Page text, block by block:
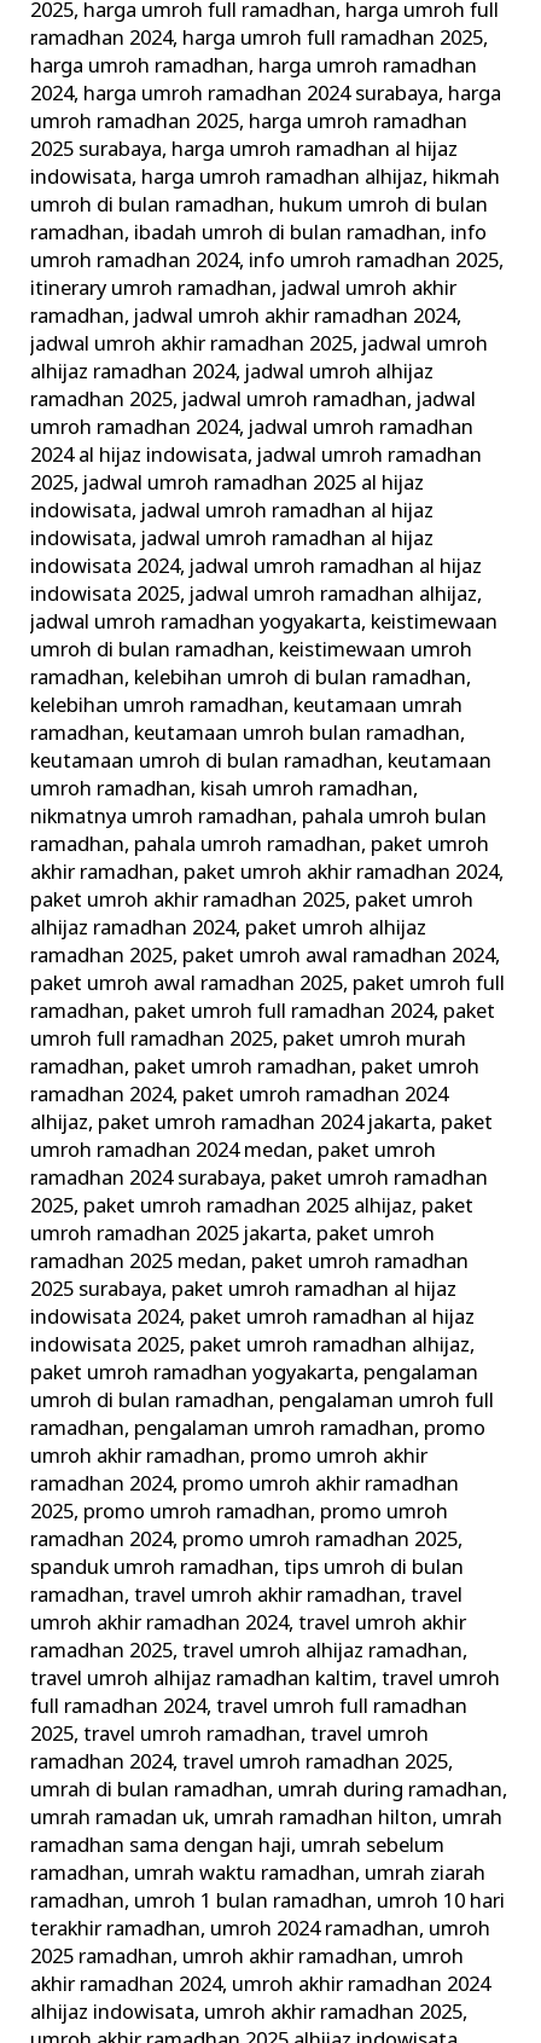
2025, harga umroh full ramadhan, harga umroh full
ramadhan 2024, harga umroh full ramadhan 2025,
harga umroh ramadhan, harga umroh ramadhan
2024, harga umroh ramadhan 2024 surabaya, harga
umroh ramadhan 2025, harga umroh ramadhan
2025 surabaya, harga umroh ramadhan al hijaz
indowisata, harga umroh ramadhan alhijaz, hikmah
umroh di bulan ramadhan, hukum umroh di bulan
ramadhan, ibadah umroh di bulan ramadhan, info
umroh ramadhan 2024, info umroh ramadhan 2025,
itinerary umroh ramadhan, jadwal umroh akhir
ramadhan, jadwal umroh akhir ramadhan 2024,
jadwal umroh akhir ramadhan 2025, jadwal umroh
alhijaz ramadhan 2024, jadwal umroh alhijaz
ramadhan 2025, jadwal umroh ramadhan, jadwal
umroh ramadhan 2024, jadwal umroh ramadhan
2024 al hijaz indowisata, jadwal umroh ramadhan
2025, jadwal umroh ramadhan 2025 al hijaz
indowisata, jadwal umroh ramadhan al hijaz
indowisata, jadwal umroh ramadhan al hijaz
indowisata 2024, jadwal umroh ramadhan al hijaz
indowisata 2025, jadwal umroh ramadhan alhijaz,
jadwal umroh ramadhan yogyakarta, keistimewaan
umroh di bulan ramadhan, keistimewaan umroh
ramadhan, kelebihan umroh di bulan ramadhan,
kelebihan umroh ramadhan, keutamaan umrah
ramadhan, keutamaan umroh bulan ramadhan,
keutamaan umroh di bulan ramadhan, keutamaan
umroh ramadhan, kisah umroh ramadhan,
nikmatnya umroh ramadhan, pahala umroh bulan
ramadhan, pahala umroh ramadhan, paket umroh
akhir ramadhan, paket umroh akhir ramadhan 2024,
paket umroh akhir ramadhan 2025, paket umroh
alhijaz ramadhan 2024, paket umroh alhijaz
ramadhan 2025, paket umroh awal ramadhan 2024,
paket umroh awal ramadhan 2025, paket umroh full
ramadhan, paket umroh full ramadhan 2024, paket
umroh full ramadhan 2025, paket umroh murah
ramadhan, paket umroh ramadhan, paket umroh
ramadhan 2024, paket umroh ramadhan 2024
alhijaz, paket umroh ramadhan 2024 jakarta, paket
umroh ramadhan 2024 medan, paket umroh
ramadhan 2024 surabaya, paket umroh ramadhan
2025, paket umroh ramadhan 2025 alhijaz, paket
umroh ramadhan 2025 jakarta, paket umroh
ramadhan 2025 medan, paket umroh ramadhan
2025 surabaya, paket umroh ramadhan al hijaz
indowisata 2024, paket umroh ramadhan al hijaz
indowisata 2025, paket umroh ramadhan alhijaz,
paket umroh ramadhan yogyakarta, pengalaman
umroh di bulan ramadhan, pengalaman umroh full
ramadhan, pengalaman umroh ramadhan, promo
umroh akhir ramadhan, promo umroh akhir
ramadhan 2024, promo umroh akhir ramadhan
2025, promo umroh ramadhan, promo umroh
ramadhan 2024, promo umroh ramadhan 2025,
spanduk umroh ramadhan,tips umroh di bulan
ramadhan,travel umroh akhir ramadhan,travel
umroh akhir ramadhan 2024,travel umroh akhir
ramadhan 2025,travel umroh alhijaz ramadhan,
travel umroh alhijaz ramadhan kaltim,travel umroh
full ramadhan 2024,travel umroh full ramadhan
2025,travel umroh ramadhan,travel umroh
ramadhan 2024,travel umroh ramadhan 2025,
umrah di bulan ramadhan, umrah during ramadhan,
umrah ramadan uk, umrah ramadhan hilton, umrah
ramadhan sama dengan haji, umrah sebelum
ramadhan, umrah waktu ramadhan, umrah ziarah
ramadhan, umroh 1 bulan ramadhan, umroh 10 hari
terakhir ramadhan, umroh 2024 ramadhan, umroh
2025 ramadhan, umroh akhir ramadhan, umroh
akhir ramadhan 2024, umroh akhir ramadhan 2024
alhijaz indowisata, umroh akhir ramadhan 2025,